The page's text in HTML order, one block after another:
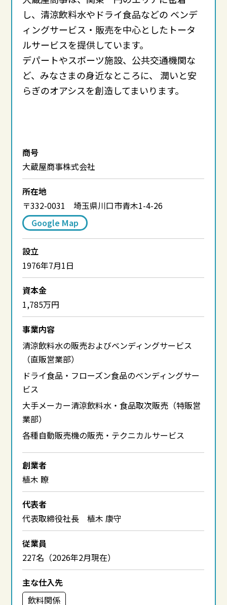
し、清涼飲料水やドライ食品などの ベンデ
ィングサービス・販売を中心としたトータ
ルサービスを提供しています。
デパートやスポーツ施設、公共交通機関な
ど、みなさまの身近なところに、
潤いと安
らぎのオアシスを創造してまいります。
商号
大蔵屋商事株式会社
所在地
〒332-0031 埼玉県川口市青木1-4-26
Google Map
設立
1976年7月1日
資本金
1,785万円
事業内容
清涼飲料水の販売およびベンディングサービス
（直販営業部）
ドライ食品・フローズン食品のベンディングサー
ビス
大手メーカー清涼飲料水・食品取次販売（特販営
業部）
各種自動販売機の販売・テクニカルサービス
創業者
植木 瞭
代表者
代表取締役社長 植木 康守
従業員
227名（2026年2月現在）
主な仕入先
飲料関係